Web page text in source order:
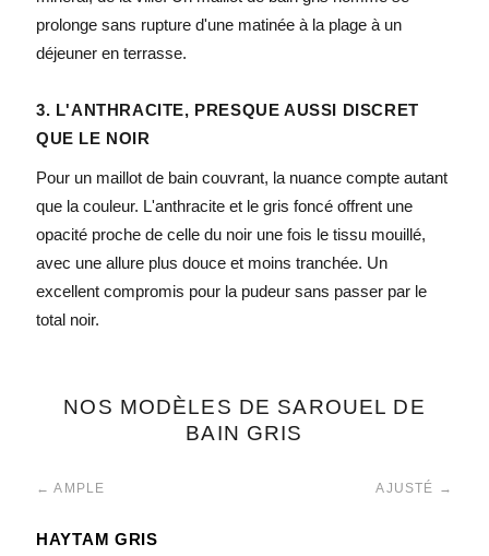
prolonge sans rupture d'une matinée à la plage à un
déjeuner en terrasse.
3. L'ANTHRACITE, PRESQUE AUSSI DISCRET
QUE LE NOIR
Pour un maillot de bain couvrant, la nuance compte autant
que la couleur. L'anthracite et le gris foncé offrent une
opacité proche de celle du noir une fois le tissu mouillé,
avec une allure plus douce et moins tranchée. Un
excellent compromis pour la pudeur sans passer par le
total noir.
NOS MODÈLES DE SAROUEL DE
BAIN GRIS
← AMPLE AJUSTÉ →
HAYTAM GRIS